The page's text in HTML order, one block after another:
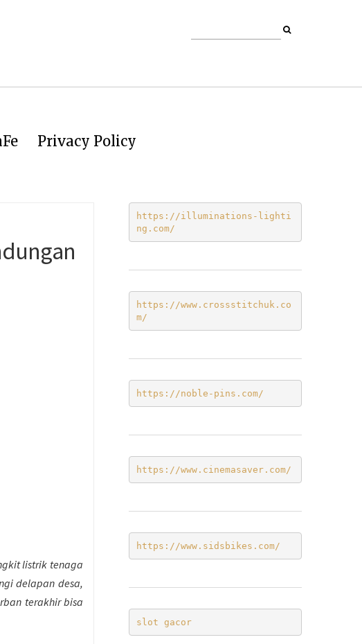
Privacy Policy
listrik tenaga
delapan desa,
terakhir bisa
https://illuminations-lighti
ng.com/
https://www.crossstitchuk.co
m/
https://noble-pins.com/
https://www.cinemasaver.com/
https://www.sidsbikes.com/
slot gacor